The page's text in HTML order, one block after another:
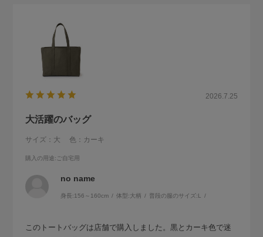
2026.7.25
大活躍のバッグ
サイズ：大 色：カーキ
購入の用途:ご自宅用
no name
身長:156～160cm 体型:大柄 普段の服のサイズ:L
このトートバッグは店舗で購入しました。黒とカーキ色で迷